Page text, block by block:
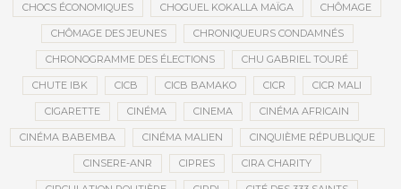
CHOCS ÉCONOMIQUES CHOGUEL KOKALLA MAÏGA CHÔMAGE
CHÔMAGE DES JEUNES CHRONIQUEURS CONDAMNÉS
CHRONOGRAMME DES ÉLECTIONS CHU GABRIEL TOURÉ
CHUTE IBK CICB CICB BAMAKO CICR CICR MALI
CIGARETTE CINÉMA CINEMA CINÉMA AFRICAIN
CINÉMA BABEMBA CINÉMA MALIEN CINQUIÈME RÉPUBLIQUE
CINSERE-ANR CIPRES CIRA CHARITY